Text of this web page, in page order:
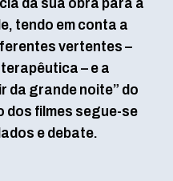
tendo em conta a
vertentes –
– e a
da grande noite” do
dos filmes segue-se
e debate.